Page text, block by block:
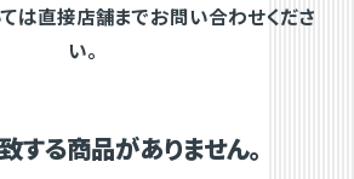
は直接店舗までお問い合わせくださ
い。
する商品がありません。